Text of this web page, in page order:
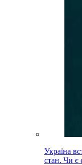
Україна
стан. Чи є